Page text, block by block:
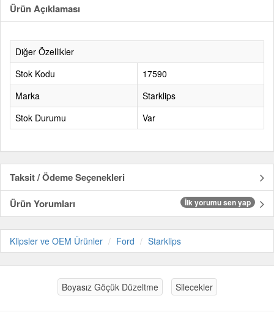
Ürün Açıklaması
Diğer Özellikler
Stok Kodu
17590
Marka
Starklips
Stok Durumu
Var
Taksit / Ödeme Seçenekleri
Ürün Yorumları
İlk yorumu sen yap
Klipsler ve OEM Ürünler Ford Starklips
Boyasız Göçük Düzeltme Silecekler